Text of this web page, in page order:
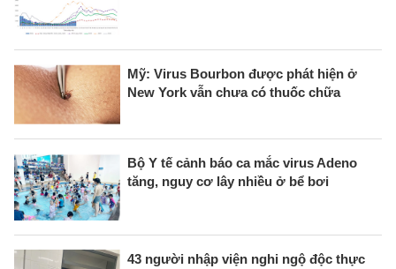
Mỹ: Virus Bourbon được phát hiện ở
New York vẫn chưa có thuốc chữa
Bộ Y tế cảnh báo ca mắc virus Adeno
tăng, nguy cơ lây nhiều ở bể bơi
43 người nhập viện nghi ngộ độc thực